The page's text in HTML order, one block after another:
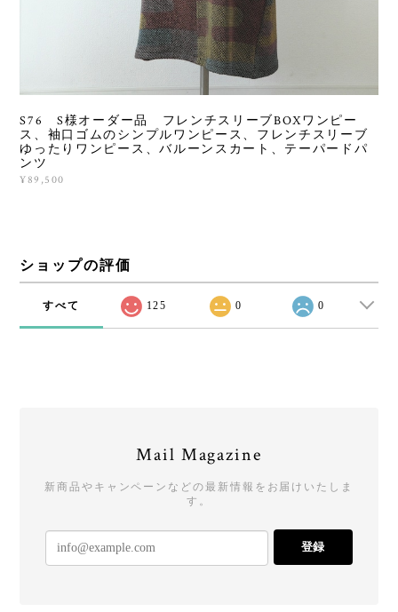
S76 S様オーダー品 フレンチスリーブBOXワンピー
ス、袖口ゴムのシンプルワンピース、フレンチスリーブ
ゆったりワンピース、バルーンスカート、テーパードパ
ンツ
¥89,500
ショップの評価
すべて 125 0 0
Mail Magazine
新商品やキャンペーンなどの最新情報をお届けいたしま
す。
登録